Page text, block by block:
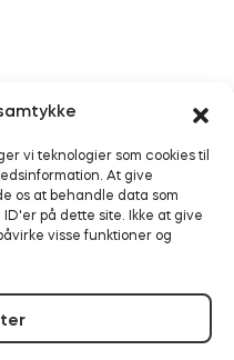
vi teknologier som cookies til
At give
os at behandle data som
på dette site. Ikke at give
visse funktioner og
aktiveret:
nu med